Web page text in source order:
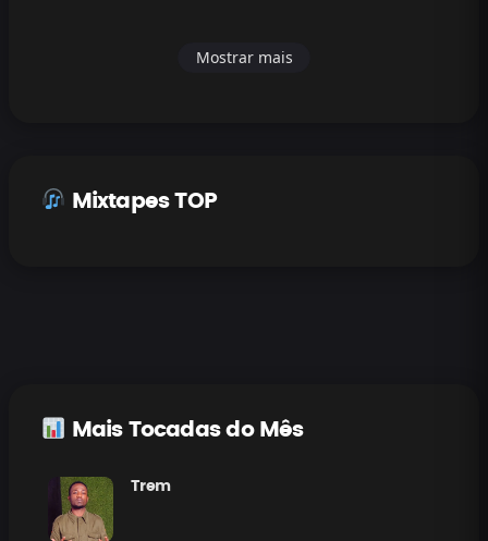
Mostrar mais
Mixtapes TOP
Mais Tocadas do Mês
Trem